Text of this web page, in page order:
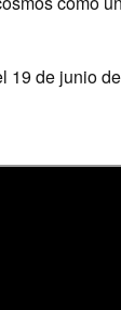
19 de junio